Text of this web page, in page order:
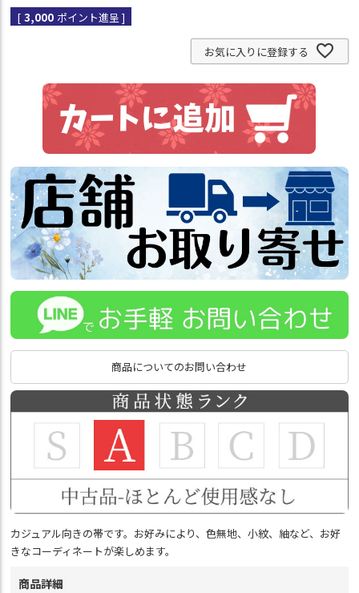
[ 3,000 ポイント進呈 ]
お気に入りに登録する
商品についてのお問い合わせ
カジュアル向きの帯です。お好みにより、色無地、小紋、紬など、お好
きなコーディネートが楽しめます。
商品詳細